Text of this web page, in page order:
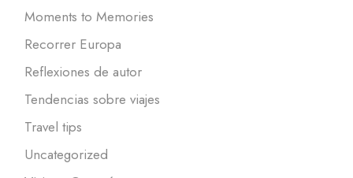
Moments to Memories
Recorrer Europa
Reflexiones de autor
Tendencias sobre viajes
Travel tips
Uncategorized